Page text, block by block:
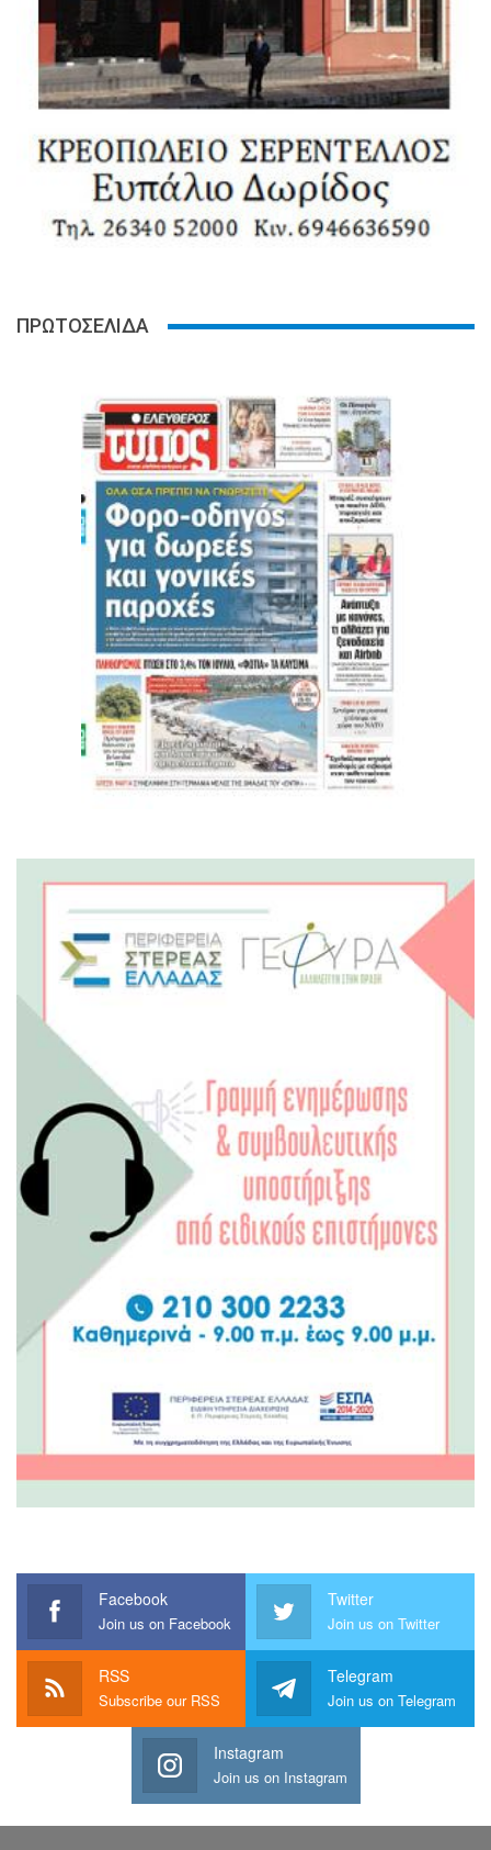
ΠΡΩΤΟΣΕΛΙΔΑ
Facebook
Join us on Facebook
Twitter
Join us on Twitter
RSS
Subscribe our RSS
Telegram
Join us on Telegram
Instagram
Join us on Instagram